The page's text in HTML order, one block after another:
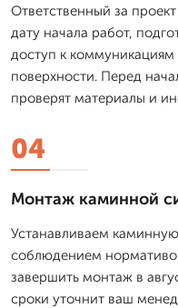
Ответственный за
дату начала работ,
доступ к
поверхности. Перед
проверят материалы и
04
Монтаж каминной
Устанавливаем
соблюдением
завершить монтаж в
сроки уточнит ваш